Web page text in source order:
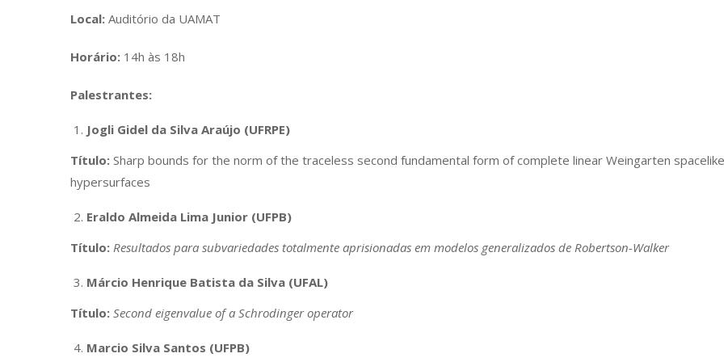
Local: Auditório da UAMAT
Horário: 14h às 18h
Palestrantes:
Jogli Gidel da Silva Araújo (UFRPE)
Título: Sharp bounds for the norm of the traceless second fundamental form of complete linear Weingarten spacelike
hypersurfaces
Eraldo Almeida Lima Junior (UFPB)
Título: Resultados para subvariedades totalmente aprisionadas em modelos generalizados de Robertson-Walker
Márcio Henrique Batista da Silva (UFAL)
Título: Second eigenvalue of a Schrodinger operator
Marcio Silva Santos (UFPB)